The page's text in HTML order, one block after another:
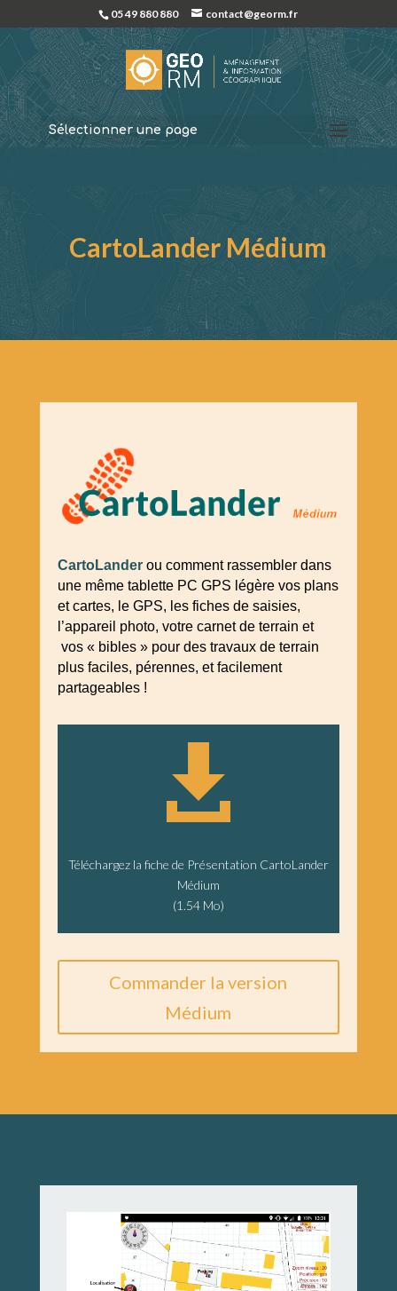
05 49 880 880 contact@georm.fr
Sélectionner une page
CartoLander Médium
CartoLanderou comment rassembler dans
une même tablette PC GPS légère vos plans
et cartes, le GPS, les fiches de saisies,
l’appareil photo, votre carnet de terrain et
vos « bibles » pour des travaux de terrain
plus faciles, pérennes, et facilement
partageables !

Téléchargez la fiche de Présentation CartoLander
Médium
(1.54 Mo)
Commander la version
Médium